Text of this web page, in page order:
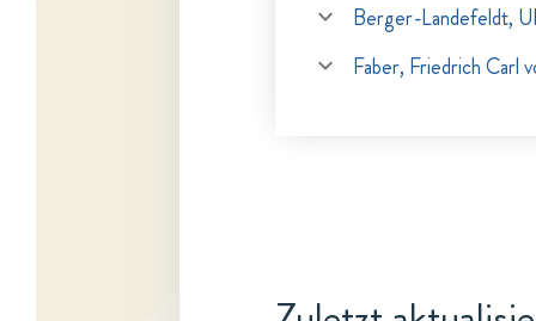
Berger-Landefeldt,
Faber, Friedrich Carl